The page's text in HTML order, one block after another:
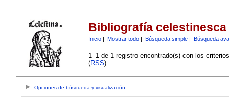
Bibliografía celestinesca
Inicio| Mostrar todo| Búsqueda simple| Búsqueda
1–1 de 1 registro encontrado(s) con los
(RSS):
Opciones de búsqueda y visualización